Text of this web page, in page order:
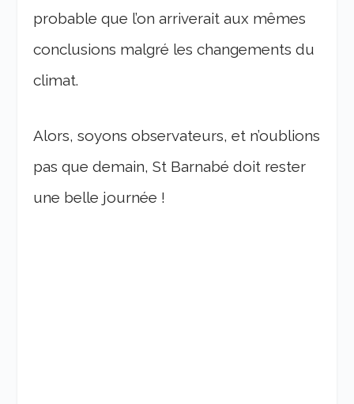
probable que l’on arriverait aux mêmes
conclusions malgré les changements du
climat.
Alors, soyons observateurs, et n’oublions
pas que demain, St Barnabé doit rester
une belle journée !